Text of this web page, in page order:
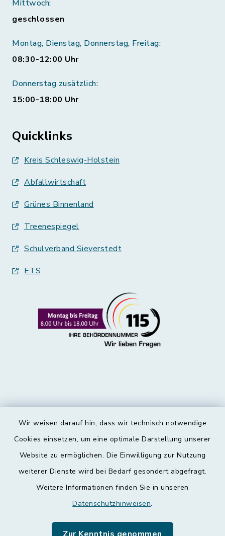
Wir weisen darauf hin, dass wir technisch notwendige
Cookies einsetzen, um eine optimale Darstellung unserer
Website zu ermöglichen. Die Einwilligung zur Nutzung
weiterer Dienste wird bei Bedarf gesondert abgefragt.
Weitere Informationen finden Sie in unseren
Datenschutzhinweisen.
Mittwoch:
geschlossen
Montag, Dienstag, Donnerstag, Freitag:
08:30-12:00 Uhr
Donnerstag zusätzlich:
15:00-18:00 Uhr
Quicklinks
Kreis Schleswig-Holstein
Abfallwirtschaft
Grünes Binnenland
Treenespiegel
Schulverband Sieverstedt
ETS
Kontakt
Datenschutz